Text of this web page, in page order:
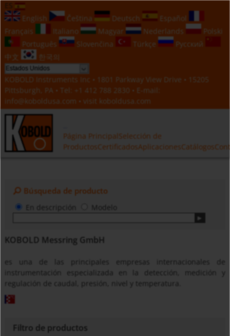
English
Čeština Deutsch
Español
Français
Italiano Magyar Nederlands
Polski
Português
Slovenčina Türkçe
Русский
中文
한국의
KOBOLD Instruments Inc • 1801 Parkway View Drive • 15205
Pittsburgh, PA • Tel:
+1 412 788 2830 • E-mail:
info@koboldusa.com • visit koboldusa.com
Página Principal Selección de
Productos CertificadosAplicaciones Catálogos
Búsqueda de producto
Modelo
KOBOLD Messring GmbH
instrumentación especializada en la detección, medición y
regulación de caudal, presión, nivel y temperatura.
Filtro de productos